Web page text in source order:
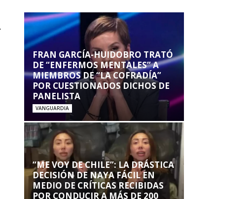
FRAN GARCÍA-HUIDOBRO TRATÓ
DE “ENFERMOS MENTALES” A
MIEMBROS DE “LA COFRADÍA”
POR CUESTIONADOS DICHOS DE
PANELISTA
VANGUARDIA
“ME VOY DE CHILE”: LA DRÁSTICA
DECISIÓN DE NAYA FÁCIL EN
MEDIO DE CRÍTICAS RECIBIDAS
POR CONDUCIR A MÁS DE 200